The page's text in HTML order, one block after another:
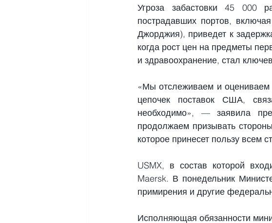
Угроза забастовки 45 000
пострадавших портов,
Джорджия), приведет к
когда рост цен на предметы
и здравоохранение, стал
«Мы отслеживаем и оцениваем
цепочек поставок США,
необходимо», — заявила
продолжаем призывать
которое принесет пользу всем
USMX, в состав которой
Maersk. В понедельник
примирения и другие
Исполняющая обязанности